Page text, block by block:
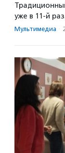
уже в 11-й
Мультимедиа ·